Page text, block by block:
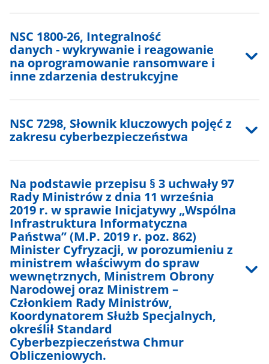
NSC 1800-26, Integralność
danych - wykrywanie i reagowanie
na oprogramowanie ransomware i
inne zdarzenia destrukcyjne
NSC 7298, Słownik kluczowych pojęć z
zakresu cyberbezpieczeństwa
Na podstawie przepisu § 3 uchwały 97
Rady Ministrów z dnia 11 września
2019 r. w sprawie Inicjatywy „Wspólna
Infrastruktura Informatyczna
Państwa” (M.P. 2019 r. poz. 862)
Minister Cyfryzacji, w porozumieniu z
ministrem właściwym do spraw
wewnętrznych, Ministrem Obrony
Narodowej oraz Ministrem –
Członkiem Rady Ministrów,
Koordynatorem Służb Specjalnych,
określił Standard
Cyberbezpieczeństwa Chmur
Obliczeniowych.